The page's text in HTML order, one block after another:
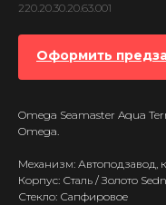
220.20.30.20.63.001
Оформить
Omega Seamaster Aqua
Omega.
Механизм: Автоподзавод,
Корпус: Сталь / Золото
Стекло: Сапфировое